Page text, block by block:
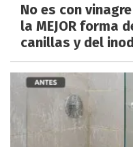
No es con
la MEJOR forma
canillas y del